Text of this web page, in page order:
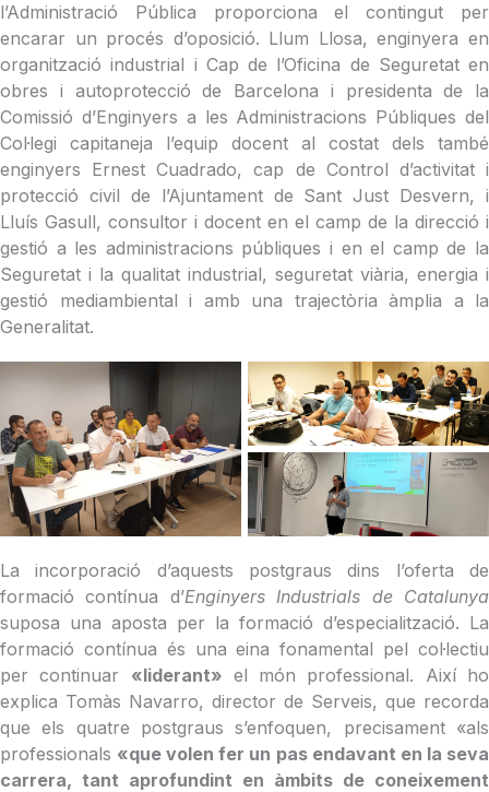
l’Administració Pública proporciona el contingut per
encarar un procés d’oposició. Llum Llosa, enginyera en
organització industrial i Cap de l’Oficina de Seguretat en
obres i autoprotecció de Barcelona i presidenta de la
Comissió d’Enginyers a les Administracions Públiques del
Col·legi capitaneja l’equip docent al costat dels també
enginyers Ernest Cuadrado, cap de Control d’activitat i
protecció civil de l’Ajuntament de Sant Just Desvern, i
Lluís Gasull, consultor i docent en el camp de la direcció i
gestió a les administracions públiques i en el camp de la
Seguretat i la qualitat industrial, seguretat viària, energia i
gestió mediambiental i amb una trajectòria àmplia a la
Generalitat.
La incorporació d’aquests postgraus dins l’oferta de
formació contínua d’Enginyers Industrials de Catalunya
suposa una aposta per la formació d’especialització. La
formació contínua és una eina fonamental pel col·lectiu
per continuar «liderant» el món professional. Així ho
explica Tomàs Navarro, director de Serveis, que recorda
que els quatre postgraus s’enfoquen, precisament «als
professionals «que volen fer un pas endavant en la seva
carrera, tant aprofundint en àmbits de coneixement